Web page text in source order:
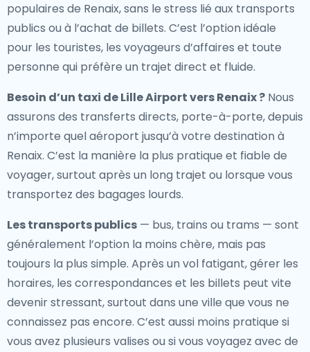
populaires de Renaix, sans le stress lié aux transports
publics ou à l’achat de billets. C’est l’option idéale
pour les touristes, les voyageurs d’affaires et toute
personne qui préfère un trajet direct et fluide.
Besoin d’un taxi de Lille Airport vers Renaix? Nous
assurons des transferts directs, porte-à-porte, depuis
n’importe quel aéroport jusqu’à votre destination à
Renaix. C’est la manière la plus pratique et fiable de
voyager, surtout après un long trajet ou lorsque vous
transportez des bagages lourds.
Les transports publics — bus, trains ou trams — sont
généralement l’option la moins chère, mais pas
toujours la plus simple. Après un vol fatigant, gérer les
horaires, les correspondances et les billets peut vite
devenir stressant, surtout dans une ville que vous ne
connaissez pas encore. C’est aussi moins pratique si
vous avez plusieurs valises ou si vous voyagez avec de